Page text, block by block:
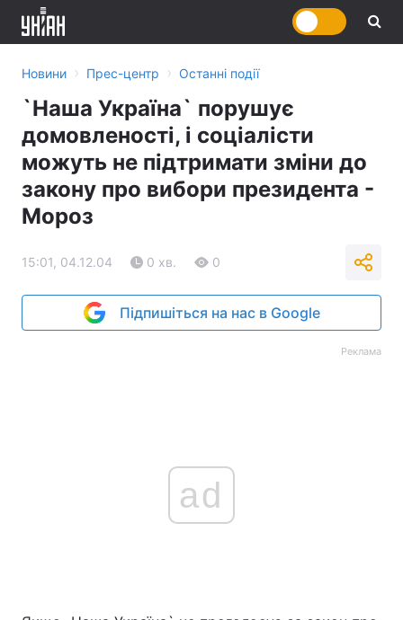
Новини › Прес-центр › Останні події
`Наша Україна` порушує
домовленості, і соціалісти
можуть не підтримати зміни до
закону про вибори президента -
Мороз
15:01, 04.12.04 0 хв. 0
Підпишіться на нас в Google
Реклама
ad